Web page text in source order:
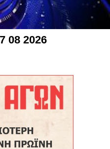
08 2026